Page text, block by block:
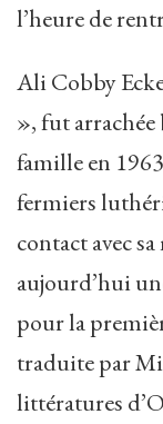
l’heure de
Ali Cobby
», fut arrachée
famille en
fermiers
contact avec
aujourd’hui
pour la
traduite par
littératures